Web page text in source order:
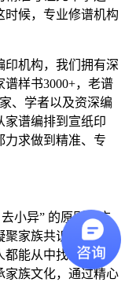
时候，专业修谱机构
印机构，我们拥有深
样书3000+，老谱
、学者以及资深编
家谱编排到宣纸印
力求做到精准、专
小异” 的原则，广
家族共识，确保家
都能从中找到归属
家族文化，通过精心